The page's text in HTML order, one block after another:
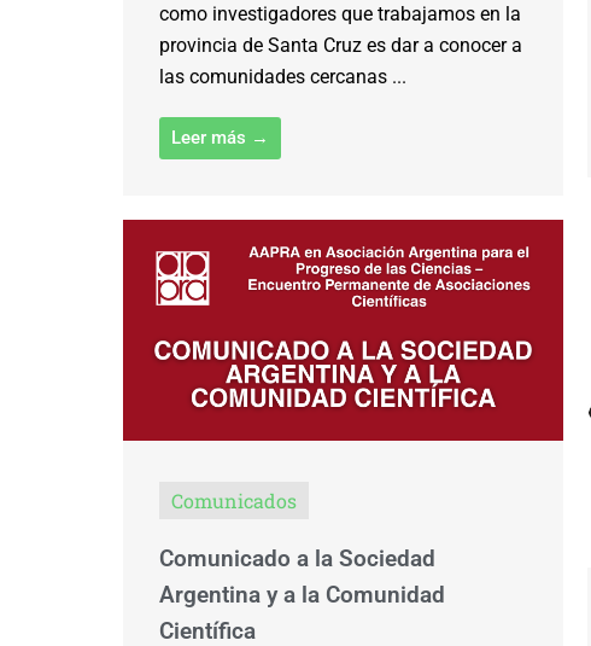
como investigadores que trabajamos en la
provincia de Santa Cruz es dar a conocer a
las comunidades cercanas ...
Leer más →
Comunicados
Comunicado a la Sociedad
Argentina y a la Comunidad
Científica